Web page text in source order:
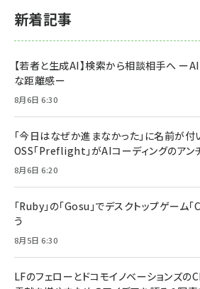
新着記事
【若者と生成AI】検索から相談相手へ ー
な距離感ー
8月6日 6:30
「今日はなぜか進まなかった」に名前が付
OSS「Preflight」がAIコーディングのアン
8月6日 6:20
「Ruby」の「Gosu」でデスクトップゲーム
う
8月5日 6:30
LFのフェローとドコモイノベーションズの